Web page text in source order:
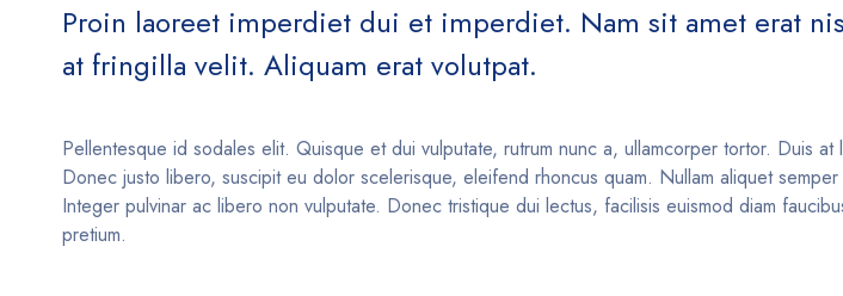
Proin laoreet imperdiet dui et imperdiet. Nam sit amet erat
at fringilla velit. Aliquam erat volutpat.
Pellentesque id sodales elit. Quisque et dui vulputate, rutrum nunc a, ullamcorper tortor. Duis
Donec justo libero, suscipit eu dolor scelerisque, eleifend rhoncus quam. Nullam aliquet
Integer pulvinar ac libero non vulputate. Donec tristique dui lectus, facilisis euismod diam
pretium.